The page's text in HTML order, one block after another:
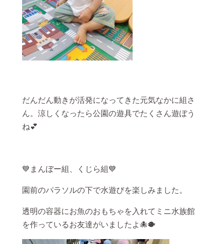
だんだん動きが活発になってきた元気なかに組さ
ん。涼しくなったら公園の遊具でたくさん遊ぼう
ね💕
💙まんぼー組、くじら組💙
園前のパラソルの下で水遊びを楽しみました。
透明の容器にお魚のおもちゃを入れてミニ水族館
を作っているお友達がいましたよ🐙🐡